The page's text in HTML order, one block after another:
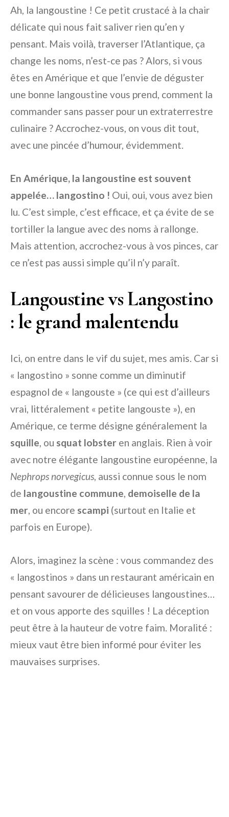
Ah, la langoustine ! Ce petit crustacé à la chair
délicate qui nous fait saliver rien qu’en y
pensant. Mais voilà, traverser l’Atlantique, ça
change les noms, n’est-ce pas ? Alors, si vous
êtes en Amérique et que l’envie de déguster
une bonne langoustine vous prend, comment la
commander sans passer pour un extraterrestre
culinaire ? Accrochez-vous, on vous dit tout,
avec une pincée d’humour, évidemment.
En Amérique, la langoustine est souvent
appelée… langostino ! Oui, oui, vous avez bien
lu. C’est simple, c’est efficace, et ça évite de se
tortiller la langue avec des noms à rallonge.
Mais attention, accrochez-vous à vos pinces, car
ce n’est pas aussi simple qu’il n’y paraît.
Langoustine vs Langostino
: le grand malentendu
Ici, on entre dans le vif du sujet, mes amis. Car si
« langostino » sonne comme un diminutif
espagnol de « langouste » (ce qui est d’ailleurs
vrai, littéralement « petite langouste »), en
Amérique, ce terme désigne généralement la
squille, ou squat lobster en anglais. Rien à voir
avec notre élégante langoustine européenne, la
Nephrops norvegicus, aussi connue sous le nom
de langoustine commune, demoiselle de la
mer, ou encore scampi (surtout en Italie et
parfois en Europe).
Alors, imaginez la scène : vous commandez des
« langostinos » dans un restaurant américain en
pensant savourer de délicieuses langoustines…
et on vous apporte des squilles ! La déception
peut être à la hauteur de votre faim. Moralité :
mieux vaut être bien informé pour éviter les
mauvaises surprises.